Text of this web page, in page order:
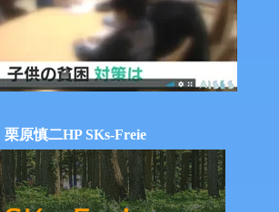
栗原慎二HP SKs-Freie